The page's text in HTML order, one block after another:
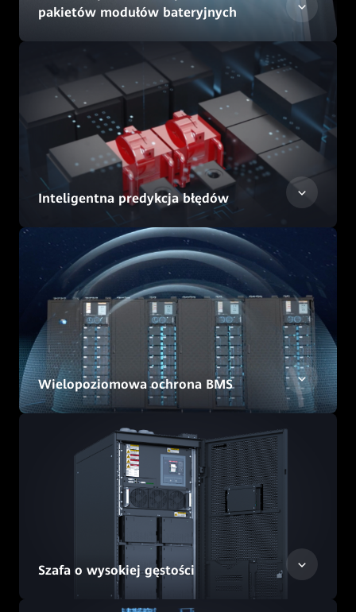
pakietów modułów bateryjnych
Inteligentna predykcja błędów
Wielopoziomowa ochrona BMS
Szafa o wysokiej gęstości